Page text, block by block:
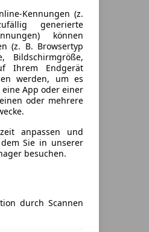
€
€
€
€
Kennungen (z.
generierte
können
(z. B. Browsertyp
Bildschirmgröße,
Ihrem Endgerät
werden, um es
App oder einer
oder mehrere
anpassen und
Sie in unserer
besuchen.
durch Scannen